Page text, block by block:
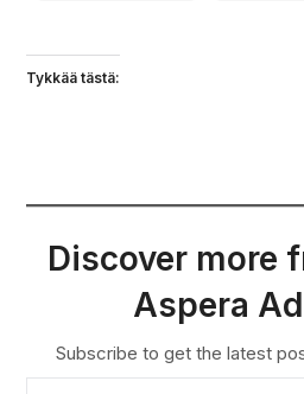
Tykkää tästä:
Discover more
Aspera
Subscribe to get the latest
TYPE YOUR EMAIL…